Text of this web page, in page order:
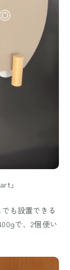
」
も設置できる
で、2個使い